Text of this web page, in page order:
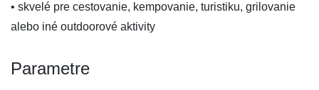
• skvelé pre cestovanie, kempovanie, turistiku, grilovanie
alebo iné outdoorové aktivity
Parametre